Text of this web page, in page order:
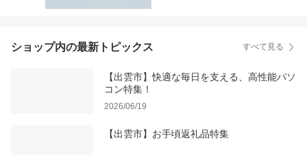
ショップ内の最新トピックス すべて見る
【出雲市】快適な毎日を支える、高性能パソ
コン特集！
2026/06/19
【出雲市】お手頃返礼品特集